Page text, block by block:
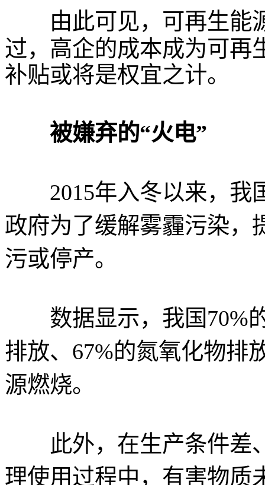
由此可见，可再生能
过，高企的成本成为可再
补贴或将是权宜之计。
被嫌弃的“火电”
2015年入冬以来，我
政府为了缓解雾霾污染，
污或停产。
数据显示，我国70%的
排放、67%的氮氧化物排
源燃烧。
此外，在生产条件差
理使用过程中，有害物质